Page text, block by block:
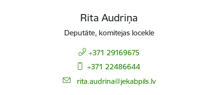
Rita Audriņa
Deputāte, komitejas locekle
+371 29169675
+371 22486644
E-pasts:
rita.audrina@jekabpils.lv